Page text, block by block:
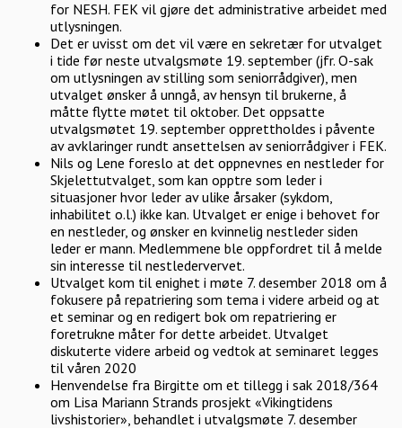
for NESH. FEK vil gjøre det administrative arbeidet med
utlysningen.
Det er uvisst om det vil være en sekretær for utvalget
i tide før neste utvalgsmøte 19. september (jfr. O-sak
om utlysningen av stilling som seniorrådgiver), men
utvalget ønsker å unngå, av hensyn til brukerne, å
måtte flytte møtet til oktober. Det oppsatte
utvalgsmøtet 19. september opprettholdes i påvente
av avklaringer rundt ansettelsen av seniorrådgiver i FEK.
Nils og Lene foreslo at det oppnevnes en nestleder for
Skjelettutvalget, som kan opptre som leder i
situasjoner hvor leder av ulike årsaker (sykdom,
inhabilitet o.l.) ikke kan. Utvalget er enige i behovet for
en nestleder, og ønsker en kvinnelig nestleder siden
leder er mann. Medlemmene ble oppfordret til å melde
sin interesse til nestledervervet.
Utvalget kom til enighet i møte 7. desember 2018 om å
fokusere på repatriering som tema i videre arbeid og at
et seminar og en redigert bok om repatriering er
foretrukne måter for dette arbeidet. Utvalget
diskuterte videre arbeid og vedtok at seminaret legges
til våren 2020
Henvendelse fra Birgitte om et tillegg i sak 2018/364
om Lisa Mariann Strands prosjekt «Vikingtidens
livshistorier», behandlet i utvalgsmøte 7. desember